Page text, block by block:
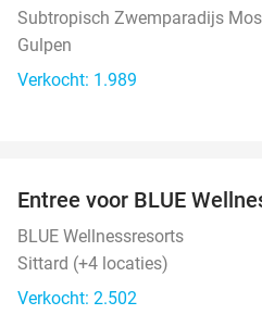
Subtropisch Zwemparadijs
Gulpen
Verkocht: 1.989
Entree voor BLUE
BLUE Wellnessresorts
Sittard (+4 locaties)
Verkocht: 2.502